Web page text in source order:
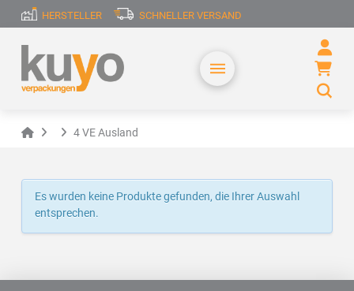
HERSTELLER SCHNELLER VERSAND
Home 4 VE Ausland
Es wurden keine Produkte gefunden, die Ihrer Auswahl
entsprechen.